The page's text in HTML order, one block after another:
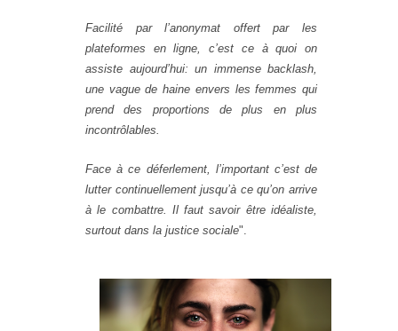
Facilité par l’anonymat offert par les
plateformes en ligne, c’est ce à quoi on
assiste aujourd’hui: un immense backlash,
une vague de haine envers les femmes qui
prend des proportions de plus en plus
incontrôlables.
Face à ce déferlement, l’important c’est de
lutter continuellement jusqu’à ce qu’on arrive
à le combattre. Il faut savoir être idéaliste,
surtout dans la justice sociale".